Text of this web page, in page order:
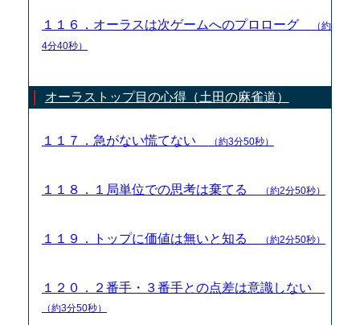
１１６．オーラスは次ゲームへのプロローグ
（約
4分40秒）
オーラストップ目の心得（土田の麻雀道）
１１７．急がない慌てない （約3分50秒）
１１８．１局単位での思考は棄てる （約2分50秒）
１１９．トップに価値は無いと知る （約2分50秒）
１２０．２番手・３番手との点差は意識しない
（約3分50秒）